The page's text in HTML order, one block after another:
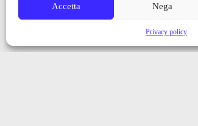
Accetta Nega
Privacy policy